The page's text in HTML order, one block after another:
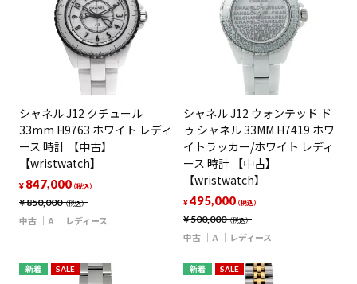
シャネル J12 クチュール
33mm H9763 ホワイト レディ
ース 時計 【中古】
【wristwatch】
¥850,000（税込）
¥ 847,000（税込）
中古 A レディース
シャネル J12 ウォンテッド ド
ゥ シャネル 33MM H7419 ホワ
イトラッカー/ホワイト レディ
ース 時計 【中古】
【wristwatch】
¥500,000（税込）
¥495,000（税込）
中古 A レディース
新着 SALE 新着 SALE